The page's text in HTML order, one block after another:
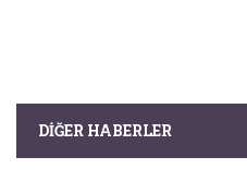
DIĞER HABERLER